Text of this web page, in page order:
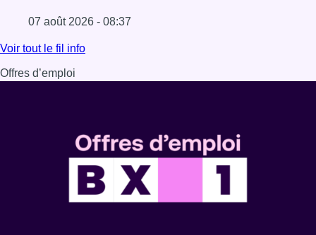
07 août 2026 - 08:37
Lire l'article La grève chez Bpost a eu un “impact
Voir tout le fil info
Offres d’emploi